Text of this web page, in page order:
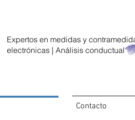
Expertos en medidas y
electrónicas | Análisis conductual
Contacto